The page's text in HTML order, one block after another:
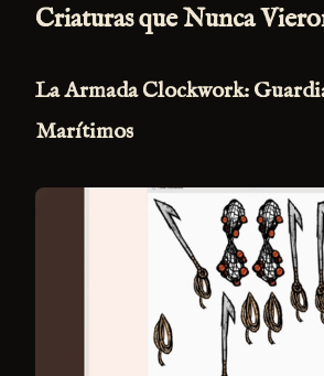
Criaturas que Nunca
La Armada Clockwork:
Marítimos